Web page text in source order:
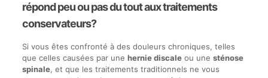
répond peu ou pas du tout aux traitements
conservateurs?
Si vous êtes confronté à des douleurs chroniques, telles
que celles causées par une hernie discaleou une sténose
spinale, et que les traitements traditionnels ne vous